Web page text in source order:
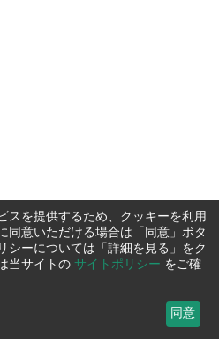
スを提供するため、クッキーを利用
同意いただける場合は「同意」ボタ
シーについては「詳細を見る」をク
当サイトの サイトポリシー をご確
同意